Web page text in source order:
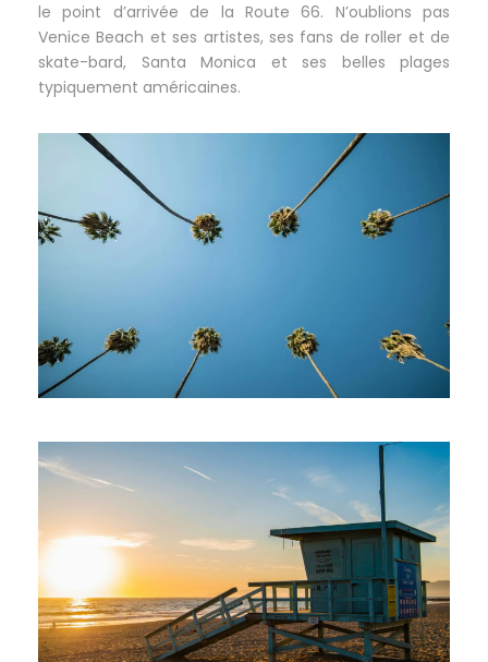
le point d’arrivée de la Route 66. N’oublions pas
Venice Beach et ses artistes, ses fans de roller et de
skate-bard, Santa Monica et ses belles plages
typiquement américaines.